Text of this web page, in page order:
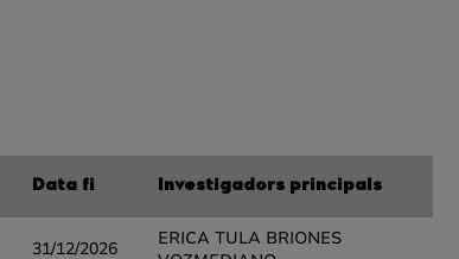
Data fi Investigadors principals
31/12/2026
ERICA TULA BRIONES